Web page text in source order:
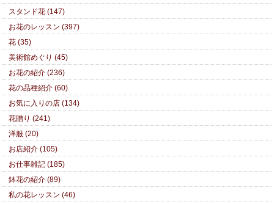
スタンド花 (147)
お花のレッスン (397)
花 (35)
美術館めぐり (45)
お花の紹介 (236)
花の品種紹介 (60)
お気に入りの店 (134)
花贈り (241)
洋服 (20)
お店紹介 (105)
お仕事雑記 (185)
鉢花の紹介 (89)
私の花レッスン (46)